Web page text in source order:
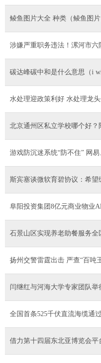
鲮鱼图片大全 种类（鲮鱼图片
涉嫌严重职务违法！漯河市
碳达峰碳中和是什么意思（i
水处理迎政策利好 水处理龙
北京通州区私立学校哪个好？
游戏防沉迷系统“防不住” 网
斯宾塞谈微软育碧协议：希望
阜阳投资集团8亿元商业物业
石景山区实现养老助餐服务全
扬州交警雷霆出击 严查“百吨
闫继红与河海大学专家团队举
全国首条525千伏直流海缆通
借力第十四届东北亚博览会平